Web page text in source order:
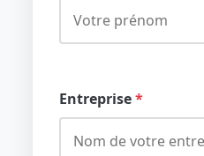
Entreprise*